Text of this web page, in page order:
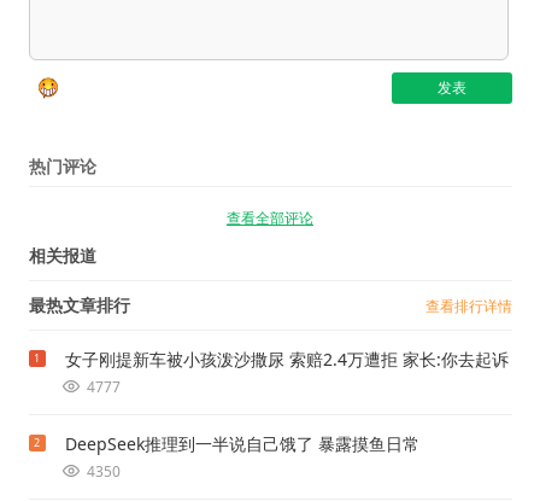
热门评论
查看全部评论
相关报道
最热文章排行 查看排行详情
1 女子刚提新车被小孩泼沙撒尿 索赔2.4万遭拒 家长:你去起诉
4777
2 DeepSeek推理到一半说自己饿了 暴露摸鱼日常
4350